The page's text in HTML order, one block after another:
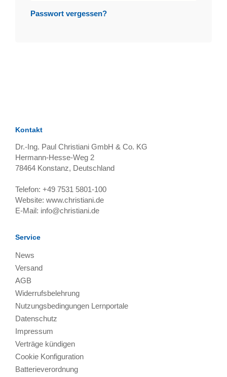
Passwort vergessen?
Kontakt
Dr.-Ing. Paul Christiani GmbH & Co. KG
Hermann-Hesse-Weg 2
78464 Konstanz, Deutschland
Telefon: +49 7531 5801-100
Website: www.christiani.de
E-Mail: info@christiani.de
Service
News
Versand
AGB
Widerrufsbelehrung
Nutzungsbedingungen Lernportale
Datenschutz
Impressum
Verträge kündigen
Cookie Konfiguration
Batterieverordnung